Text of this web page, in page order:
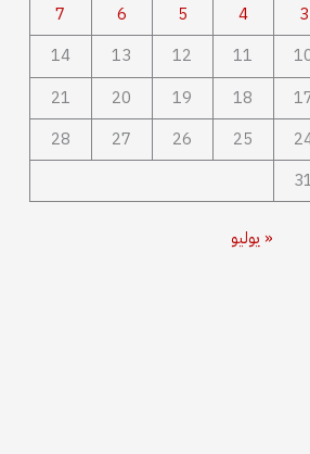
3
4
5
6
7
11
12
13
14
18
19
20
21
25
26
27
28
« يوليو